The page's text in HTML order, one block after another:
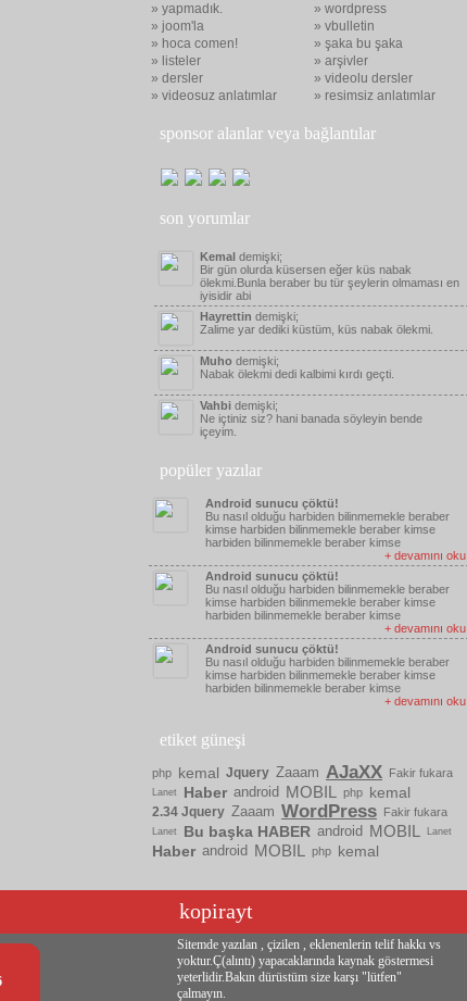
» yapmadık.
» wordpress
» joom'la
» vbulletin
» hoca comen!
» şaka bu şaka
» listeler
» arşivler
» dersler
» videolu dersler
» videosuz anlatımlar
» resimsiz anlatımlar
sponsor alanlar veya bağlantılar
son yorumlar
Kemal demişki;
Bir gün olurda küsersen eğer küs nabak
ölekmi.Bunla beraber bu tür şeylerin olmaması en
iyisidir abi
Hayrettin demişki;
Zalime yar dediki küstüm, küs nabak ölekmi.
Muho demişki;
Nabak ölekmi dedi kalbimi kırdı geçti.
Vahbi demişki;
Ne içtiniz siz? hani banada söyleyin bende
içeyim.
popüler yazılar
Android sunucu çöktü!
Bu nasıl olduğu harbiden bilinmemekle beraber
kimse harbiden bilinmemekle beraber kimse
harbiden bilinmemekle beraber kimse
+ devamını oku
Android sunucu çöktü!
Bu nasıl olduğu harbiden bilinmemekle beraber
kimse harbiden bilinmemekle beraber kimse
harbiden bilinmemekle beraber kimse
+ devamını oku
Android sunucu çöktü!
Bu nasıl olduğu harbiden bilinmemekle beraber
kimse harbiden bilinmemekle beraber kimse
harbiden bilinmemekle beraber kimse
+ devamını oku
etiket güneşi
php kemal Jquery Zaaam AJaXX Fakir fukara
Lanet Haber android MOBIL php kemal
2.34 Jquery Zaaam WordPress Fakir fukara
Lanet Bu başka HABER android MOBIL Lanet
Haber android MOBIL php kemal
kopirayt
Sitemde yazılan , çizilen , eklenenlerin telif hakkı vs
yoktur.Ç(alıntı) yapacaklarında kaynak göstermesi
yeterlidir.Bakın dürüstüm size karşı "lütfen"
çalmayın.